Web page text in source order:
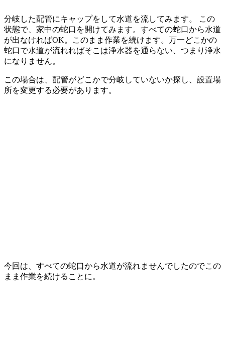
分岐した配管にキャップをして水道を流してみます。 この
状態で、家中の蛇口を開けてみます。すべての蛇口から水道
が出なければOK。このまま作業を続けます。万一どこかの
蛇口で水道が流れればそこは浄水器を通らない、つまり浄水
になりません。
この場合は、配管がどこかで分岐していないか探し、設置場
所を変更する必要があります。
今回は、すべての蛇口から水道が流れませんでしたのでこの
まま作業を続けることに。